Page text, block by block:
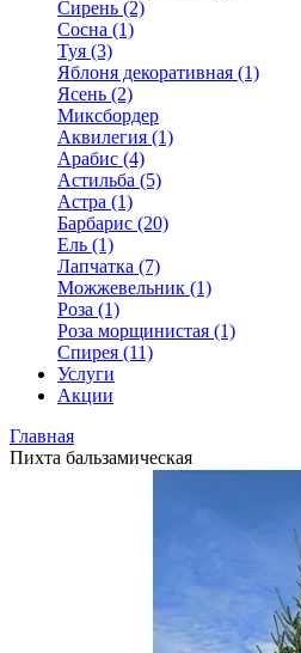
Сирень (2)
Сосна (1)
Туя (3)
Яблоня декоративная (1)
Ясень (2)
Миксбордер
Аквилегия (1)
Арабис (4)
Астильба (5)
Астра (1)
Барбарис (20)
Ель (1)
Лапчатка (7)
Можжевельник (1)
Роза (1)
Роза морщинистая (1)
Спирея (11)
Услуги
Акции
Главная
Пихта бальзамическая